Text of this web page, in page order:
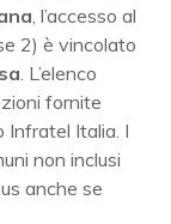
, l’accesso al
2) è vincolato
. L’elenco
fornite
Infratel Italia. I
non inclusi
anche se